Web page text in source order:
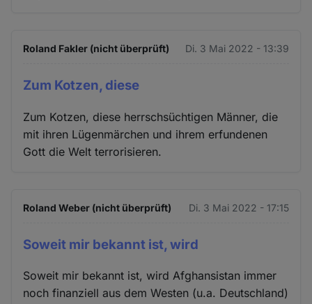
Roland Fakler (nicht überprüft) Di. 3 Mai 2022 - 13:39
Zum Kotzen, diese
Zum Kotzen, diese herrschsüchtigen Männer, die
mit ihren Lügenmärchen und ihrem erfundenen
Gott die Welt terrorisieren.
Roland Weber (nicht überprüft) Di. 3 Mai 2022 - 17:15
Soweit mir bekannt ist, wird
Soweit mir bekannt ist, wird Afghansistan immer
noch finanziell aus dem Westen (u.a. Deutschland)